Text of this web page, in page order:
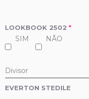
LOOKBOOK 2502 *
SIM NÃO
Divisor
EVERTON STEDILE